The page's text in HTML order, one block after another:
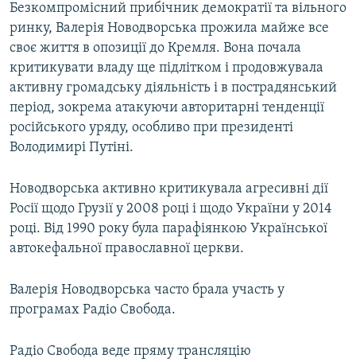
ДОЛУЧАЙСЯ!
Усі сайти RFE/RL
Безкомпромісний прибічник демократії та вільного
ринку, Валерія Новодворська прожила майже все
своє життя в опозиції до Кремля. Вона почала
критикувати владу ще підлітком і продовжувала
активну громадську діяльність і в пострадянський
період, зокрема атакуючи авторитарні тенденції
російського уряду, особливо при президенті
Володимирі Путіні.
Новодворська активно критикувала агресивні дії
Росії щодо Грузії у 2008 році і щодо України у 2014
році. Від 1990 року була парафіянкою Української
автокефальної православної церкви.
Валерія Новодворська часто брала участь у
програмах Радіо Свобода.
Радіо Свобода веде пряму трансляцію